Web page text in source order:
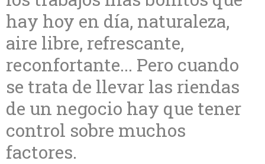
hay hoy en día, naturaleza,
aire libre, refrescante,
reconfortante... Pero cuando
se trata de llevar las riendas
de un negocio hay que tener
control sobre muchos
factores.